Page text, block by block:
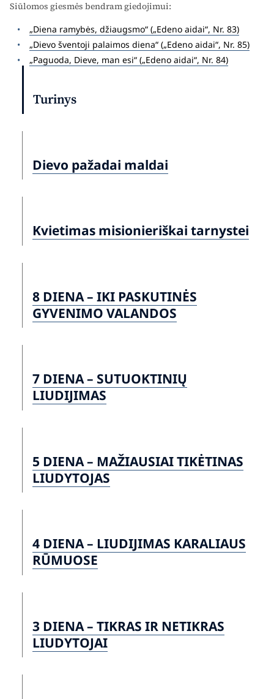
Siūlomos giesmės bendram giedojimui:
„Diena ramybės, džiaugsmo“ („Edeno aidai“, Nr. 83)
„Dievo šventoji palaimos diena“ („Edeno aidai“, Nr. 85)
„Paguoda, Dieve, man esi“ („Edeno aidai“, Nr. 84)
Turinys
Dievo pažadai maldai
Kvietimas misionieriškai tarnystei
8 DIENA – IKI PASKUTINĖS
GYVENIMO VALANDOS
7 DIENA – SUTUOKTINIŲ
LIUDIJIMAS
5 DIENA – MAŽIAUSIAI TIKĖTINAS
LIUDYTOJAS
4 DIENA – LIUDIJIMAS KARALIAUS
RŪMUOSE
3 DIENA – TIKRAS IR NETIKRAS
LIUDYTOJAI